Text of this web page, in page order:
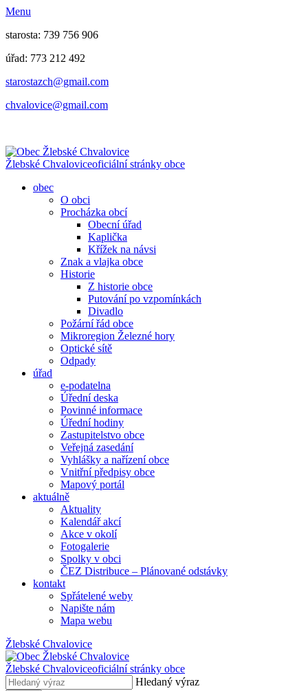
Menu
starosta: 739 756 906
úřad: 773 212 492
​​​​starostazch@gmail.com
​​​​chvalovice@gmail.com
Žlebské Chvaloviceoficiální stránky obce
obec
O obci
Procházka obcí
Obecní úřad
Kaplička
Křížek na návsi
Znak a vlajka obce
Historie
Z historie obce
Putování po vzpomínkách
Divadlo
Požární řád obce
Mikroregion Železné hory
Optické sítě
Odpady
úřad
e-podatelna
Úřední deska
Povinné informace
Úřední hodiny
Zastupitelstvo obce
Veřejná zasedání
Vyhlášky a nařízení obce
Vnitřní předpisy obce
Mapový portál
aktuálně
Aktuality
Kalendář akcí
Akce v okolí
Fotogalerie
Spolky v obci
ČEZ Distribuce – Plánované odstávky
kontakt
Spřátelené weby
Napište nám
Mapa webu
Žlebské Chvalovice
Žlebské Chvaloviceoficiální stránky obce
Hledaný výraz